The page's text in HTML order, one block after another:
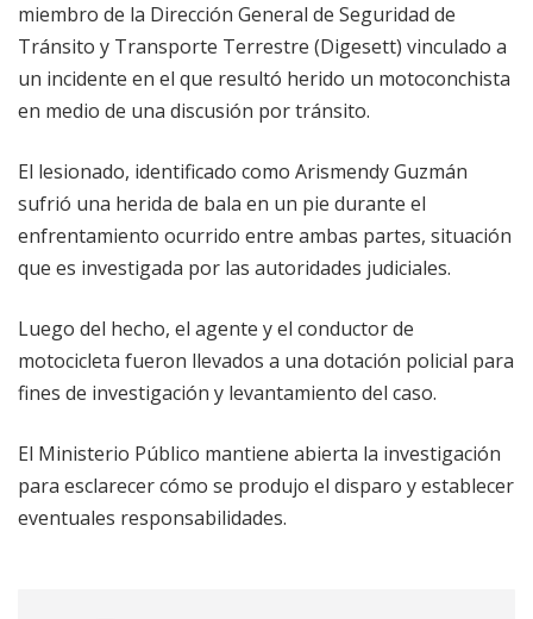
miembro de la Dirección General de Seguridad de
Tránsito y Transporte Terrestre (Digesett) vinculado a
un incidente en el que resultó herido un motoconchista
en medio de una discusión por tránsito.
El lesionado, identificado como Arismendy Guzmán
sufrió una herida de bala en un pie durante el
enfrentamiento ocurrido entre ambas partes, situación
que es investigada por las autoridades judiciales.
Luego del hecho, el agente y el conductor de
motocicleta fueron llevados a una dotación policial para
fines de investigación y levantamiento del caso.
El Ministerio Público mantiene abierta la investigación
para esclarecer cómo se produjo el disparo y establecer
eventuales responsabilidades.